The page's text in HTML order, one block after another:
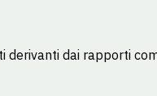
dai rapporti